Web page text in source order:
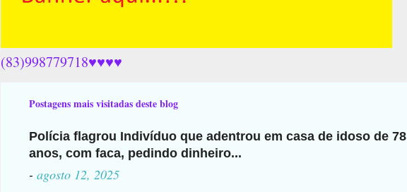
(83)998779718♥♥♥♥
Postagens mais visitadas deste blog
Polícia flagrou Indivíduo que adentrou em casa de idoso de 78
anos, com faca, pedindo dinheiro...
- agosto 12, 2025